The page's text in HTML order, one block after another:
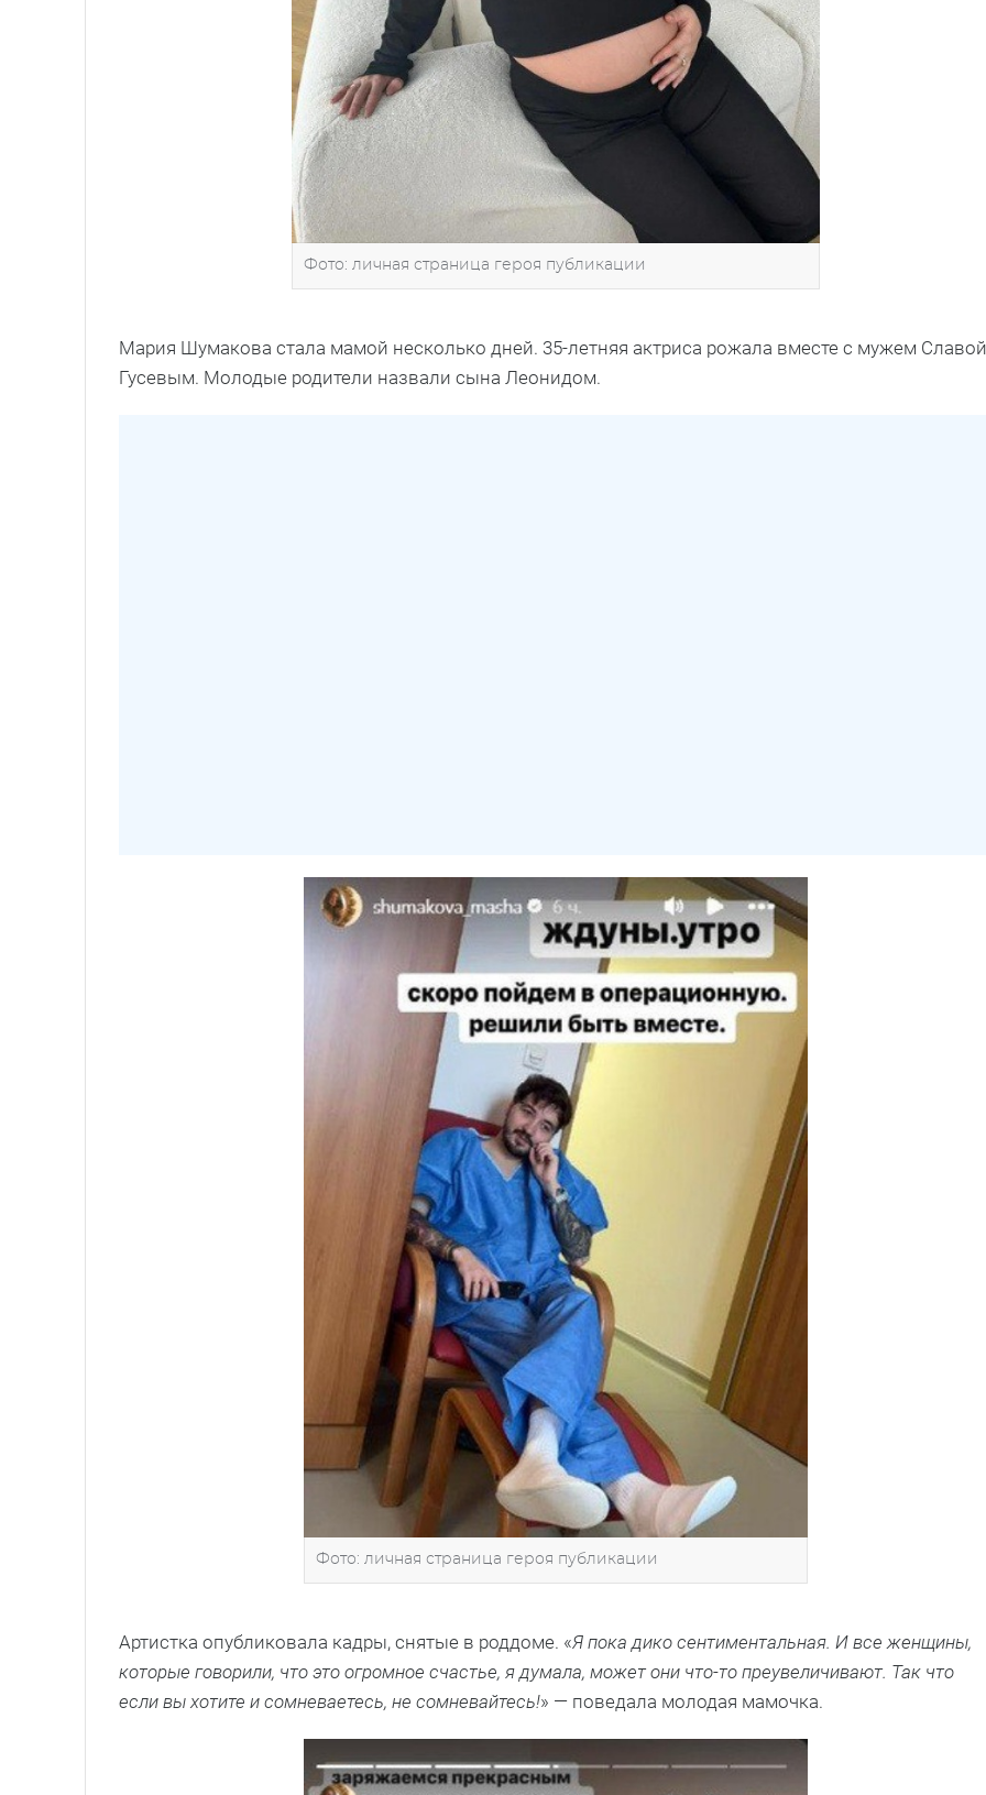
Фото: личная страница героя публикации
Мария Шумакова стала мамой несколько дней. 35-летняя актриса рожала вместе с мужем Славой
Гусевым. Молодые родители назвали сына Леонидом.
Фото: личная страница героя публикации
Артистка опубликовала кадры, снятые в роддоме. «Я пока дико сентиментальная. И все женщины,
которые говорили, что это огромное счастье, я думала, может они что-то преувеличивают. Так что
если вы хотите и сомневаетесь, не сомневайтесь!» — поведала молодая мамочка.